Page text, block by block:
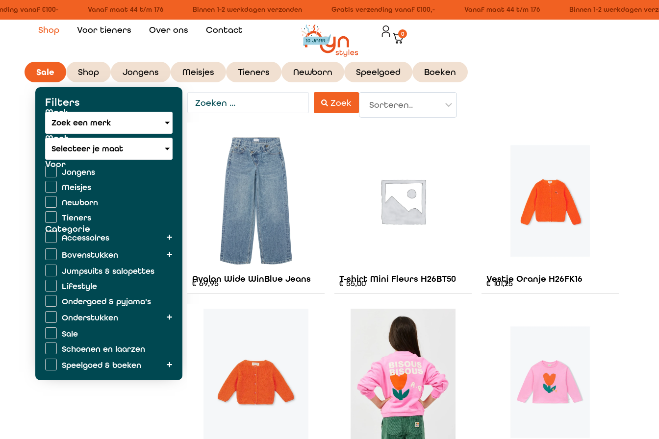
vanaf €100- Vanaf maat 44 t/m 176 Binnen 1-2 werkdagen verzonden Gratis verzending vanaf €100,- Vanaf maat 44 t/m 176 Binnen 1-2 werkdagen
Shop Voor tieners Over ons Contact 0
Sale Shop Jongens Meisjes Tieners Newborn Speelgoed Boeken
Filters
Merk
Zoek een merk
Maat
Selecteer je maat
Voor
Jongens
Meisjes
Newborn
Tieners
Categorie
Accessoires
Bovenstukken
Jumpsuits & salopettes
Lifestyle
Ondergoed & pyjama's
Onderstukken
Sale
Schoenen en laarzen
Speelgoed & boeken
Zwemkleding
Zoek
Avalon Wide WinBlue Jeans
€69,95 T-shirt Mini Fleurs H26BT50
€ 55,00 Vestje Oranje H26FK16
€101,25